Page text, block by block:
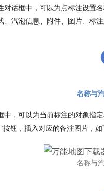
对话框中，可以为点标注设置
、汽泡信息、附件、图片、标
名称与
中，可以为当前标注的对象指
钮，插入对应的备注图片，如
名称与